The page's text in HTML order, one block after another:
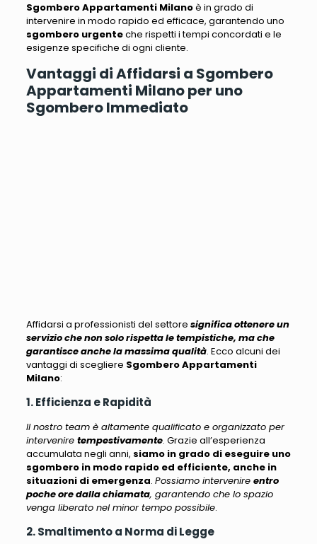
Sgombero Appartamenti Milanoè in grado di
intervenire in modo rapido ed efficace, garantendo uno
sgombero urgenteche rispetti i tempi concordati e le
esigenze specifiche di ogni cliente.
Vantaggi di Affidarsi a Sgombero
Appartamenti Milano per uno
Sgombero Immediato
Affidarsi a professionisti del settore significa ottenere un
servizio che non solo rispetta le tempistiche, ma che
garantisce anche la massima qualità. Ecco alcuni dei
vantaggi di scegliere Sgombero Appartamenti
Milano:
1. Efficienza e Rapidità
Il nostro team è altamente qualificato e organizzato per
intervenire tempestivamente. Grazie all’esperienza
accumulata negli anni, siamo in grado di eseguire uno
sgombero in modo rapido ed efficiente, anche in
situazioni di emergenza. Possiamo intervenire entro
poche ore dalla chiamata, garantendo che lo spazio
venga liberato nel minor tempo possibile.
2. Smaltimento a Norma di Legge